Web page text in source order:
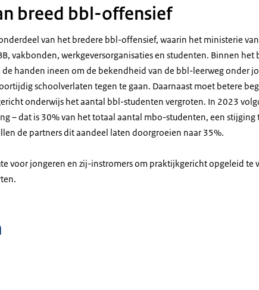
breed bbl-offensief
van het bredere bbl-offensief, waarin het ministerie
vakbonden, werkgeversorganisaties en studenten. Binnen het
handen ineen om de bekendheid van de bbl-leerweg onder
schoolverlaten tegen te gaan. Daarnaast moet betere
onderwijs het aantal bbl-studenten vergroten. In 2023
– dat is 30% van het totaal aantal mbo-studenten, een stijging
de partners dit aandeel laten doorgroeien naar 35%.
voor jongeren en zij-instromers om praktijkgericht opgeleid te